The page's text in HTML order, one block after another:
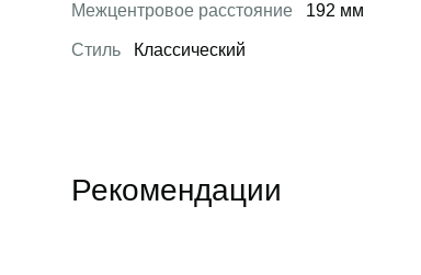
Межцентровое расстояние 192 мм
Стиль Классический
Рекомендации